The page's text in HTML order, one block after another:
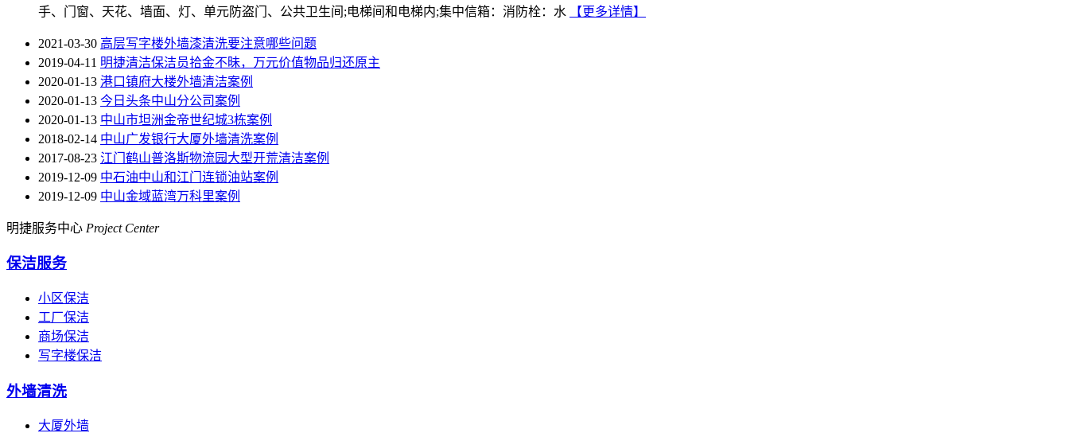
手、门窗、天花、墙面、灯、单元防盗门、公共卫生间;电梯间和电梯内;集中信箱：消防栓：水
【更多详情】
2021-03-30 高层写字楼外墙漆清洗要注意哪些问题
2019-04-11 明捷清洁保洁员拾金不昧，万元价值物品归还原主
2020-01-13 港口镇府大楼外墙清洁案例
2020-01-13 今日头条中山分公司案例
2020-01-13 中山市坦洲金帝世纪城3栋案例
2018-02-14 中山广发银行大厦外墙清洗案例
2017-08-23 江门鹤山普洛斯物流园大型开荒清洁案例
2019-12-09 中石油中山和江门连锁油站案例
2019-12-09 中山金域蓝湾万科里案例
明捷服务中心 Project Center
保洁服务
小区保洁
工厂保洁
商场保洁
写字楼保洁
外墙清洗
大厦外墙